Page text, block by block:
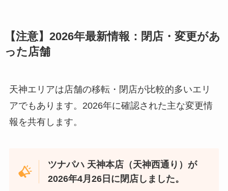
【注意】2026年最新情報：閉店・変更があ
った店舗
天神エリアは店舗の移転・閉店が比較的多いエリ
アでもあります。2026年に確認された主な変更情
報を共有します。
ツナパハ 天神本店（天神西通り）が
2026年4月26日に閉店しました。